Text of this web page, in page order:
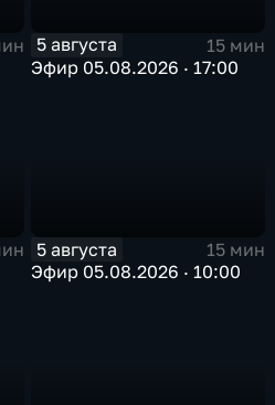
5 августа
15 мин
Эфир 05.08.2026 · 17:00
5 августа
15 мин
Эфир 05.08.2026 · 10:00